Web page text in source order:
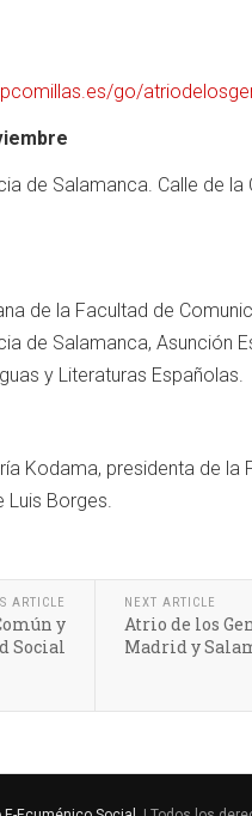
go/
de Salamanca. Calle de la
de la Facultad de
de Salamanca, Asunción
y Literaturas Españolas.
Kodama, presidenta de la
Luis Borges.
ARTICLE
y
Social
NEXT ARTICLE
Atrio de los
Madrid y